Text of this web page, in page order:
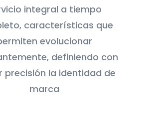
integral a tiempo
características que
evolucionar
definiendo con
precisión la identidad de
marca